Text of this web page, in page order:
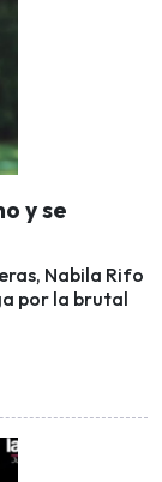
y se
Nabila Rifo
por la brutal